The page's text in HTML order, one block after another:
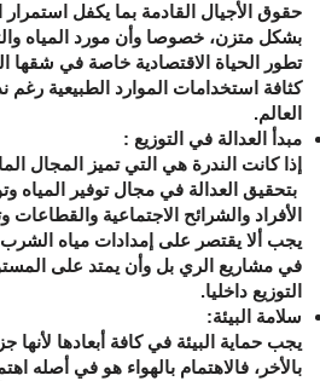
حقوق الأجيال القادمة بما يكفل
بشكل متزن، خصوصا وأن مورد المياه
تطور الحياة الاقتصادية خاصة في شقها
كثافة استخدامات الموارد الطبيعية رغم
العالم.
مبدأ العدالة في التوزيع :
إذا كانت الندرة هي التي تميز المجال
بتحقيق العدالة في مجال توفير
الأفراد والشرائح الاجتماعية والقطاعات
يجب ألا يقتصر على إمدادات مياه الشرب
في مشاريع الري بل وأن يمتد على
التوزيع داخليا.
سلامة البيئة:
يجب حماية البيئة في كافة أبعادها
بالأخر، فالاهتمام بالهواء هو في أصله